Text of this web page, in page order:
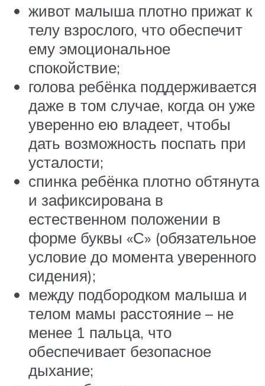
живот малыша плотно прижат к
телу взрослого, что обеспечит
ему эмоциональное
спокойствие;
голова ребёнка поддерживается
даже в том случае, когда он уже
уверенно ею владеет, чтобы
дать возможность поспать при
усталости;
спинка ребёнка плотно обтянута
и зафиксирована в
естественном положении в
форме буквы «С» (обязательное
условие до момента уверенного
сидения);
между подбородком малыша и
телом мамы расстояние – не
менее 1 пальца, что
обеспечивает безопасное
дыхание;